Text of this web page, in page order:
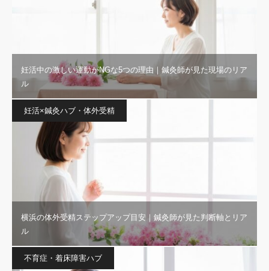
妊活中の激しい運動がNGな5つの理由｜鍼灸師が見た現場のリア
ル
妊活×鍼灸ハブ・体外受精
横浜の体外受精ステップアップ目安｜鍼灸師が見た判断軸とリア
ル
不育症・着床障害ハブ